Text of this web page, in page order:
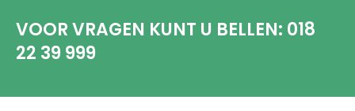
VOOR VRAGEN KUNT U BELLEN: 018
22 39 999